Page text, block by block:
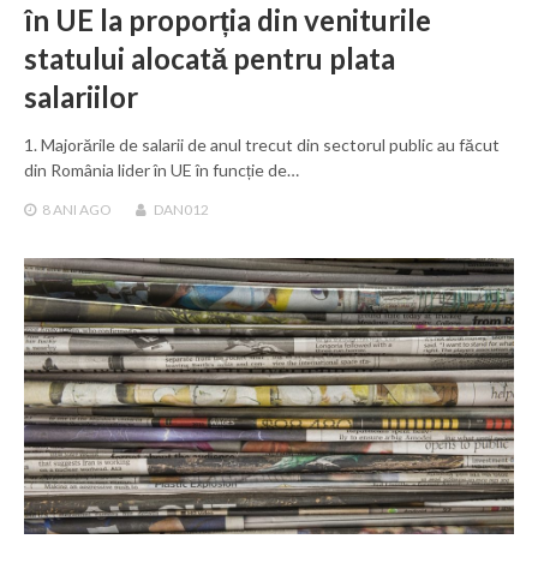
în UE la proporția din veniturile
statului alocată pentru plata
salariilor
1. Majorările de salarii de anul trecut din sectorul public au făcut
din România lider în UE în funcție de…
8 ANI AGO DAN012